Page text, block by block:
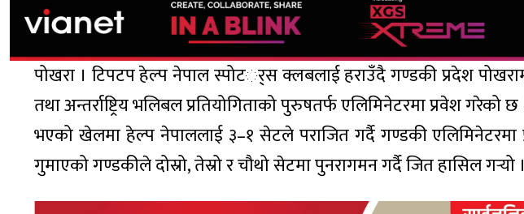
पोखरा । टिपटप हेल्प नेपाल स्पोटर््स क्लबलाई हराउँदै गण्डकी प्रदेश
तथा अन्तर्राष्ट्रिय भलिबल प्रतियोगिताको पुरुषतर्फ एलिमिनेटरमा प्रवेश
भएको खेलमा हेल्प नेपाललाई ३–१ सेटले पराजित गर्दै गण्डकी
गुमाएको गण्डकीले दोस्रो, तेस्रो र चौथो सेटमा पुनरागमन गर्दै जित हासिल गर्‍यो ।